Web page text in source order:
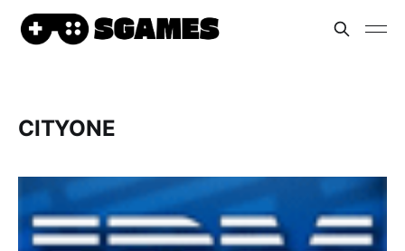
CITYONE